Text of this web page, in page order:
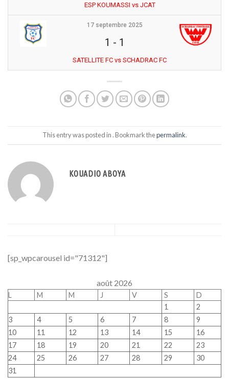
ESP KOUMASSI vs JCAT
17 septembre 2025
1 - 1
SATELLITE FC vs SCHADRAC FC
This entry was posted in . Bookmark thepermalink.
KOUADIO ABOYA
[sp_wpcarousel id="71312"]
août 2026
L M M J V S
D
1
2
3
4 5 6 7 8
9
10
11 12 13 14 15
16
17
18 19 20 21 22
23
24
25 26 27 28 29
30
31